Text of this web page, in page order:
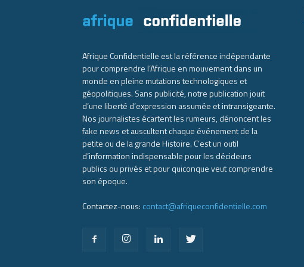
Afrique Confidentielle est la référence indépendante
pour comprendre l’Afrique en mouvement dans un
monde en pleine mutations technologiques et
géopolitiques. Sans publicité, notre publication jouit
d’une liberté d’expression assumée et intransigeante.
Nos journalistes écartent les rumeurs, dénoncent les
fake news et auscultent chaque événement de la
petite ou de la grande Histoire. C’est un outil
d’information indispensable pour les décideurs
publics ou privés et pour quiconque veut comprendre
son époque.
Contactez-nous: contact@afriqueconfidentielle.com